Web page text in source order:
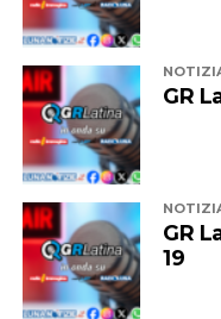
intrattenimento
esercizi e degli
secondo le modalità
Per chi non
sanzione
A queste misure si
la tutela del decoro
bivacco nelle piazze,
GR
GR
19